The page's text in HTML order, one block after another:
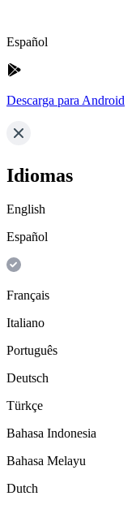
Español
Descarga para Android
Idiomas
English
Español
Français
Italiano
Português
Deutsch
Türkçe
Bahasa Indonesia
Bahasa Melayu
Dutch